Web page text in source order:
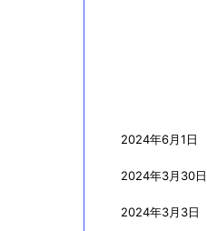
2024年6月1日
2024年3月30日
2024年3月3日